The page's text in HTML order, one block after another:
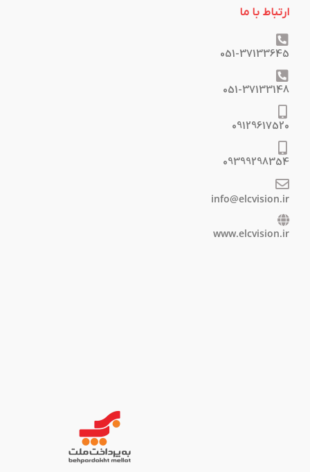
ارتباط با ما
051-37133645
051-37133148
09129617520
09399298354
info@elcvision.ir
www.elcvision.ir